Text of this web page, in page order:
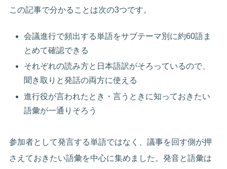
この記事で分かることは次の3つです。
会議進行で頻出する単語をサブテーマ別に約60語ま
とめて確認できる
それぞれの読み方と日本語訳がそろっているので、
聞き取りと発話の両方に使える
進行役が言われたとき・言うときに知っておきたい
語彙が一通りそろう
参加者として発言する単語ではなく、議事を回す側が押
さえておきたい語彙を中心に集めました。発音と語彙は